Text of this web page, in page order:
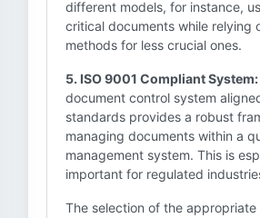
different models, for instance,
critical documents while relying
methods for less crucial ones.
5. ISO 9001 Compliant System:
document control system
standards provides a robust
managing documents within a
management system. This is
important for regulated
The selection of the appropriate